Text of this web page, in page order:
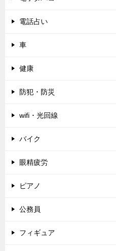
電話占い
車
健康
防犯・防災
wifi・光回線
バイク
眼精疲労
ピアノ
公務員
フィギュア